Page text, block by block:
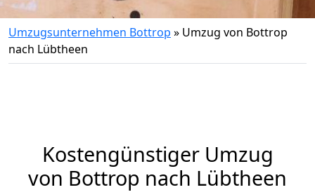
Umzugsunternehmen Bottrop » Umzug von Bottrop
nach Lübtheen
Kostengünstiger Umzug
von Bottrop nach Lübtheen